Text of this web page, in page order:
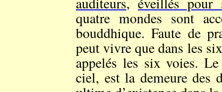
quatre mondes sont
bouddhique. Faute de
peut vivre que dans les
appelés les six voies.
ciel, est la demeure des